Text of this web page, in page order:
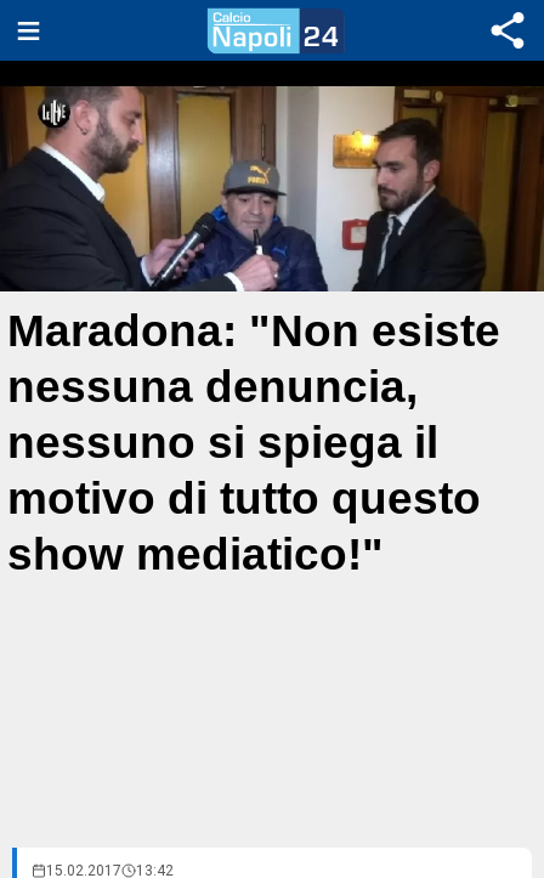
Maradona: "Non esiste
nessuna denuncia,
nessuno si spiega il
motivo di tutto questo
show mediatico!"
15.02.2017 13:42